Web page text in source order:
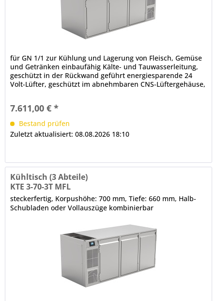
für GN 1/1 zur Kühlung und Lagerung von Fleisch, Gemüse
und Getränken einbaufähig Kälte- und Tauwasserleitung,
geschützt in der Rückwand geführt energiesparende 24
Volt-Lüfter, geschützt im abnehmbaren CNS-Lüftergehäuse,
Ladenblätter, selbstschließend, Scharnier für...
7.611,00 € *
Bestand prüfen
Zuletzt aktualisiert: 08.08.2026 18:10
Kühltisch (3 Abteile)
KTE 3-70-3T MFL
steckerfertig, Korpushöhe: 700 mm, Tiefe: 660 mm, Halb-
Schubladen oder Vollauszüge kombinierbar